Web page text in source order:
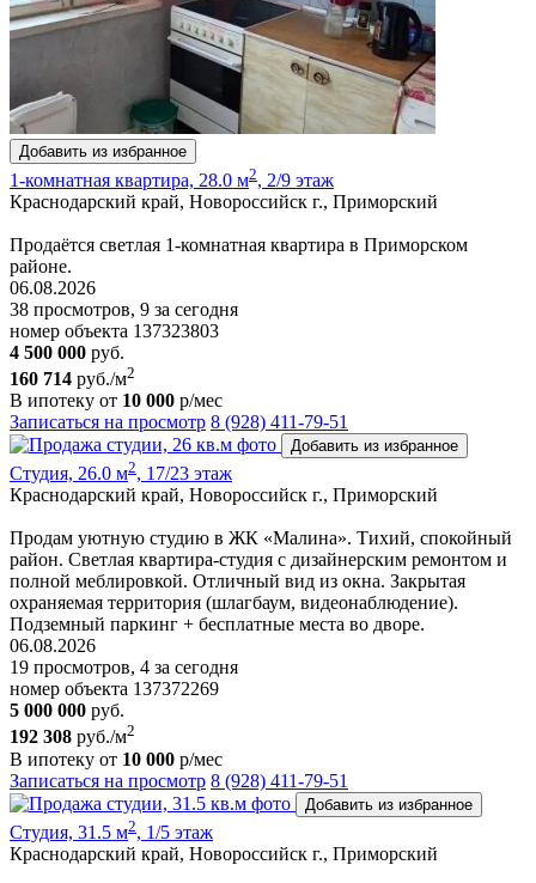
Добавить из избранное
1-комнатная квартира, 28.0 м2, 2/9 этаж
Краснодарский край, Новороссийск г., Приморский
Продаётся светлая 1-комнатная квартира в Приморском
районе.
06.08.2026
38 просмотров, 9 за сегодня
номер объекта 137323803
4 500 000 руб.
160 714 руб./м2
В ипотеку от 10 000 р/мес
Записаться на просмотр 8 (928) 411-79-51
Добавить из избранное
Студия, 26.0 м2, 17/23 этаж
Краснодарский край, Новороссийск г., Приморский
Продам уютную студию в ЖК «Малина». Тихий, спокойный
район. Светлая квартира-студия с дизайнерским ремонтом и
полной меблировкой. Отличный вид из окна. Закрытая
охраняемая территория (шлагбаум, видеонаблюдение).
Подземный паркинг + бесплатные места во дворе.
06.08.2026
19 просмотров, 4 за сегодня
номер объекта 137372269
5 000 000 руб.
192 308 руб./м2
В ипотеку от 10 000 р/мес
Записаться на просмотр 8 (928) 411-79-51
Добавить из избранное
Студия, 31.5 м2, 1/5 этаж
Краснодарский край, Новороссийск г., Приморский